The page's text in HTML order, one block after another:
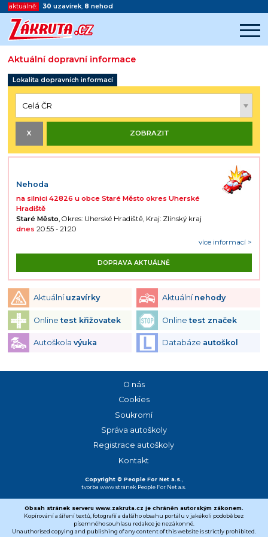
aktuálně: 30 uzavírek, 8 nehod
Aktuální dopravní informace
Začátek reklamy
Konec reklamy
Lokalita dopravních informací
Nehoda
na silnici 42826 u obce Staré Město okres Uherské
Hradiště
Staré Město, Okres: Uherské Hradiště, Kraj: Zlínský kraj
dnes 20:55 - 21:20
více informací >
DOPRAVA AKTUÁLNĚ
Aktuální uzavírky Aktuální nehody
Onlinetest křižovatek Onlinetest značek
Autoškola výuka Databáze autoškol
Copyright © People For Net a.s.
tvorba www stránek People For Net a.s.
O nás
Cookies
Soukromí
Správa autoškoly
Registrace autoškoly
Kontakt
Obsah stránek serveru www.zakruta.cz je chráněn autorským zákonem.
Kopírování a šíření textů, fotografií a dalšího obsahu portálu v jakékoli podobě bez
písemného souhlasu redakce je nezákonné.
Unauthorised copying and publishing of any content of this website is strictly prohibited.